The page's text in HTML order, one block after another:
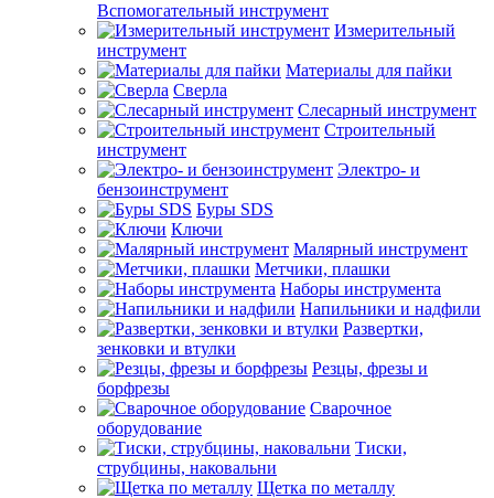
Вспомогательный инструмент
Измерительный
инструмент
Материалы для пайки
Сверла
Слесарный инструмент
Строительный
инструмент
Электро- и
бензоинструмент
Буры SDS
Ключи
Малярный инструмент
Метчики, плашки
Наборы инструмента
Напильники и надфили
Развертки,
зенковки и втулки
Резцы, фрезы и
борфрезы
Сварочное
оборудование
Тиски,
струбцины, наковальни
Щетка по металлу